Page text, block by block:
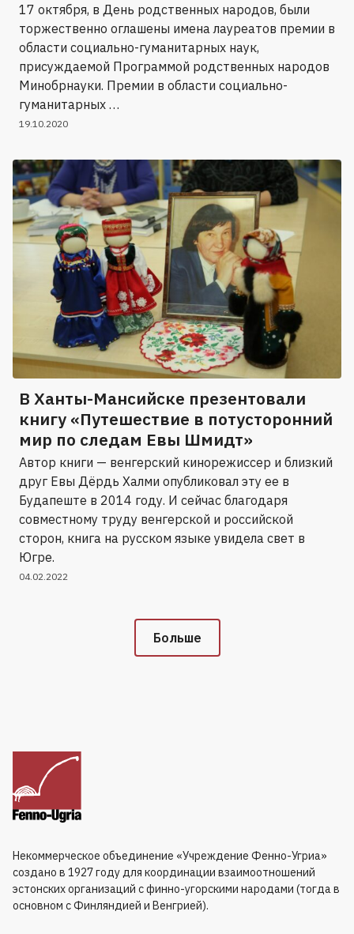
17 октября, в День родственных народов, были
торжественно оглашены имена лауреатов премии в
области социально-гуманитарных наук,
присуждаемой Программой родственных народов
Минобрнауки. Премии в области социально-
гуманитарных …
19.10.2020
В Ханты-Мансийске презентовали
книгу «Путешествие в потусторонний
мир по следам Евы Шмидт»
Автор книги — венгерский кинорежиссер и близкий
друг Евы Дёрдь Халми опубликовал эту ее в
Будапеште в 2014 году. И сейчас благодаря
совместному труду венгерской и российской
сторон, книга на русском языке увидела свет в
Югре.
04.02.2022
Больше
Некоммерческое объединение «Учреждение Фенно-Угриа»
создано в 1927 году для координации взаимоотношений
эстонских организаций с финно-угорскими народами (тогда в
основном с Финляндией и Венгрией).